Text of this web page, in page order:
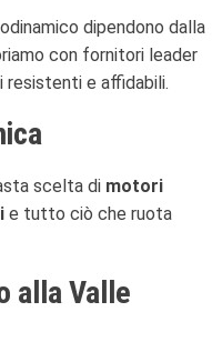
dipendono dalla
con fornitori leader
e affidabili.
scelta di motori
e tutto ciò che ruota
alla Valle